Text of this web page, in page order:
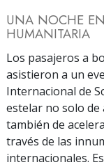
UNA NOCHE
HUMANITARIA
Los pasajeros a
asistieron a un
Internacional de
estelar no solo
también de
través de las
internacionales.